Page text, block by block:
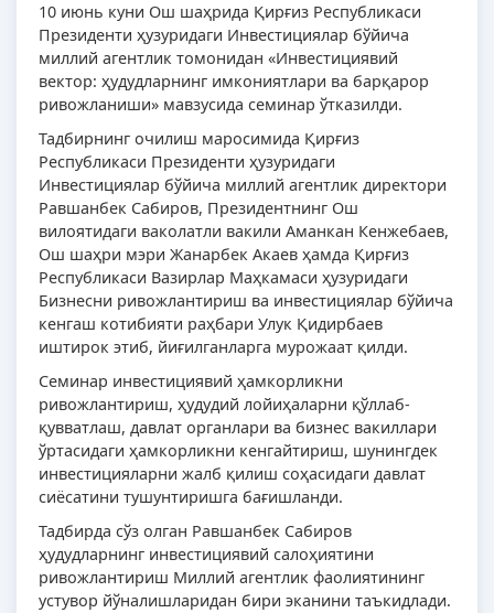
10 июнь куни Ош шаҳрида Қирғиз Республикаси
Президенти ҳузуридаги Инвестициялар бўйича
миллий агентлик томонидан «Инвестициявий
вектор: ҳудудларнинг имкониятлари ва барқарор
ривожланиши» мавзусида семинар ўтказилди.
Тадбирнинг очилиш маросимида Қирғиз
Республикаси Президенти ҳузуридаги
Инвестициялар бўйича миллий агентлик директори
Равшанбек Сабиров, Президентнинг Ош
вилоятидаги ваколатли вакили Аманкан Кенжебаев,
Ош шаҳри мэри Жанарбек Акаев ҳамда Қирғиз
Республикаси Вазирлар Маҳкамаси ҳузуридаги
Бизнесни ривожлантириш ва инвестициялар бўйича
кенгаш котибияти раҳбари Улук Қидирбаев
иштирок этиб, йиғилганларга мурожаат қилди.
Семинар инвестициявий ҳамкорликни
ривожлантириш, ҳудудий лойиҳаларни қўллаб-
қувватлаш, давлат органлари ва бизнес вакиллари
ўртасидаги ҳамкорликни кенгайтириш, шунингдек
инвестицияларни жалб қилиш соҳасидаги давлат
сиёсатини тушунтиришга бағишланди.
Тадбирда сўз олган Равшанбек Сабиров
ҳудудларнинг инвестициявий салоҳиятини
ривожлантириш Миллий агентлик фаолиятининг
устувор йўналишларидан бири эканини таъкидлади.